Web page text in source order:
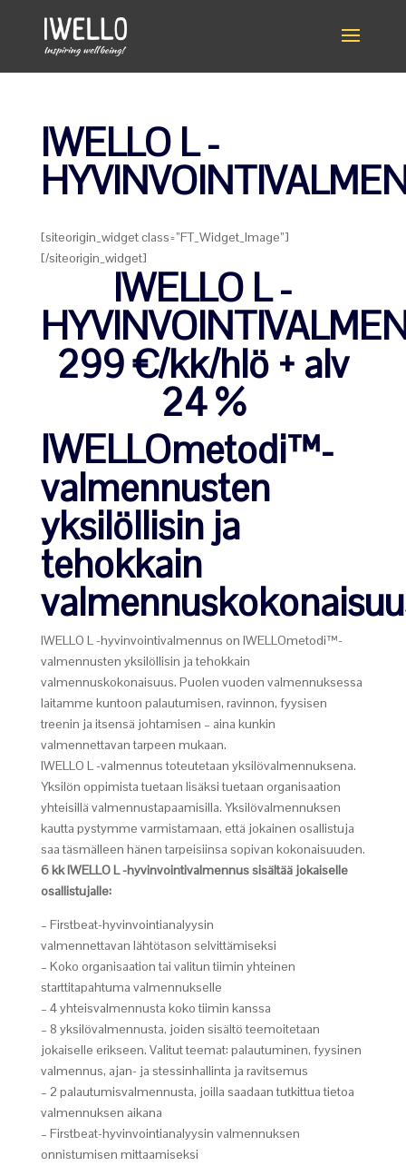
IWELLO L -
[siteorigin_widget class=”FT_Widget_Image”]
[/siteorigin_widget]
IWELLO L -
299 €/kk/hlö + alv
24 %
IWELLOmetodi™-
valmennusten
yksilöllisin ja
tehokkain
IWELLO L -hyvinvointivalmennus on IWELLOmetodi™-
valmennusten yksilöllisin ja tehokkain
valmennuskokonaisuus. Puolen vuoden valmennuksessa
laitamme kuntoon palautumisen, ravinnon, fyysisen
treenin ja itsensä johtamisen – aina kunkin
valmennettavan tarpeen mukaan.
IWELLO L -valmennus toteutetaan yksilövalmennuksena.
Yksilön oppimista tuetaan lisäksi tuetaan organisaation
yhteisillä valmennustapaamisilla. Yksilövalmennuksen
kautta pystymme varmistamaan, että jokainen osallistuja
saa täsmälleen hänen tarpeisiinsa sopivan kokonaisuuden.
6 kk IWELLO L -hyvinvointivalmennus sisältää jokaiselle
osallistujalle:
– Firstbeat-hyvinvointianalyysin
valmennettavan lähtötason selvittämiseksi
– Koko organisaation tai valitun tiimin yhteinen
starttitapahtuma valmennukselle
– 4 yhteisvalmennusta koko tiimin kanssa
– 8 yksilövalmennusta, joiden sisältö teemoitetaan
jokaiselle erikseen. Valitut teemat: palautuminen, fyysinen
valmennus, ajan- ja stessinhallinta ja ravitsemus
– 2 palautumisvalmennusta, joilla saadaan tutkittua tietoa
valmennuksen aikana
– Firstbeat-hyvinvointianalyysin valmennuksen
onnistumisen mittaamiseksi